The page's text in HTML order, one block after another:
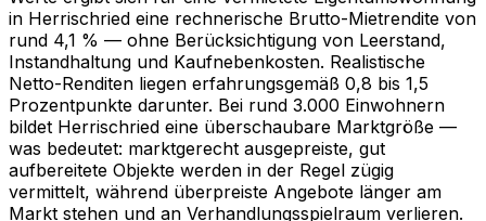
in Herrischried eine rechnerische Brutto-Mietrendite von
rund 4,1 % — ohne Berücksichtigung von Leerstand,
Instandhaltung und Kaufnebenkosten. Realistische
Netto-Renditen liegen erfahrungsgemäß 0,8 bis 1,5
Prozentpunkte darunter. Bei rund 3.000 Einwohnern
bildet Herrischried eine überschaubare Marktgröße —
was bedeutet: marktgerecht ausgepreiste, gut
aufbereitete Objekte werden in der Regel zügig
vermittelt, während überpreiste Angebote länger am
Markt stehen und an Verhandlungsspielraum verlieren.